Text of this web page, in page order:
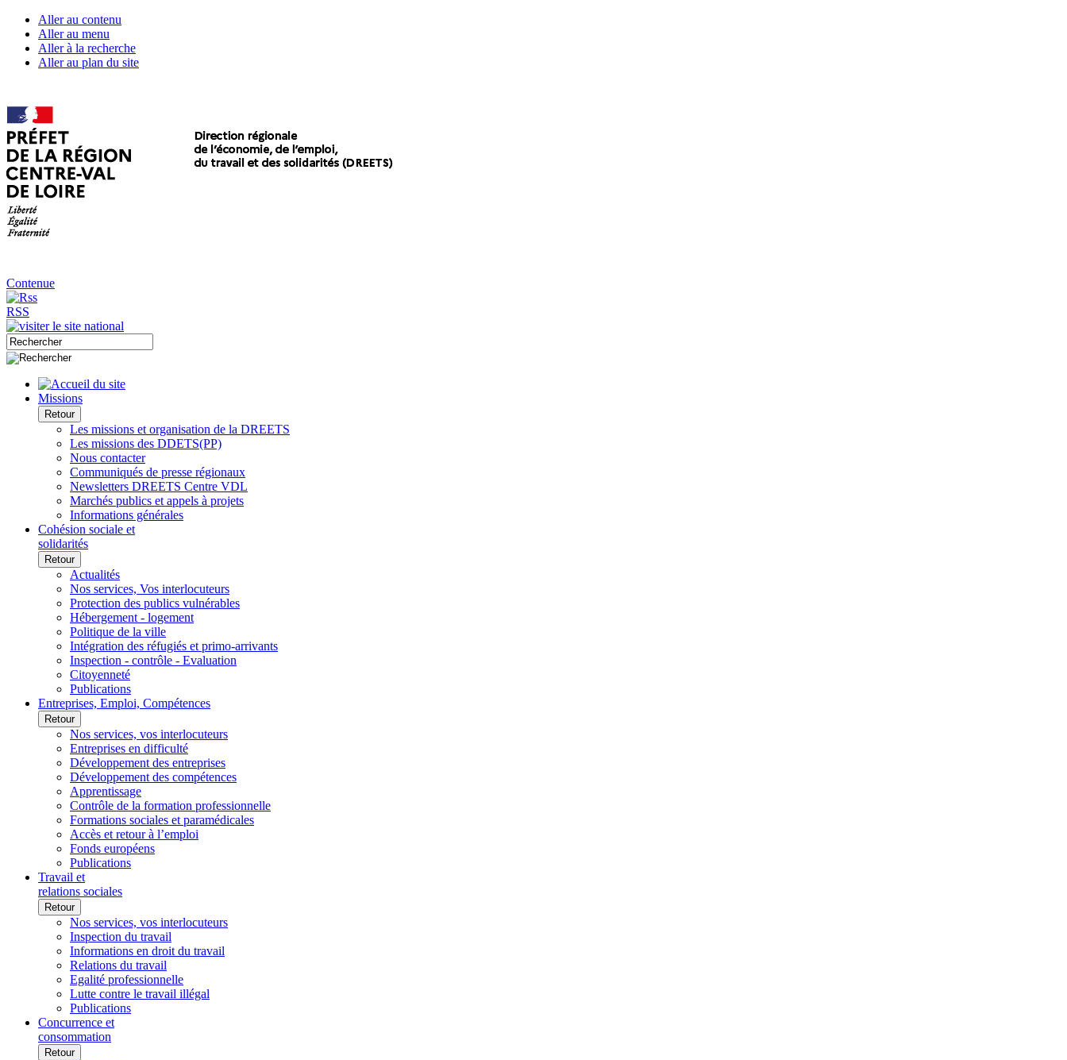
Aller au contenu
Aller au menu
Aller à la recherche
Aller au plan du site
Contenue
RSS
Missions
Retour
Les missions et organisation de la DREETS
Les missions des DDETS(PP)
Nous contacter
Communiqués de presse régionaux
Newsletters DREETS Centre VDL
Marchés publics et appels à projets
Informations générales
Cohésion sociale et
solidarités
Retour
Actualités
Nos services, Vos interlocuteurs
Protection des publics vulnérables
Hébergement - logement
Politique de la ville
Intégration des réfugiés et primo-arrivants
Inspection - contrôle - Evaluation
Citoyenneté
Publications
Entreprises, Emploi, Compétences
Retour
Nos services, vos interlocuteurs
Entreprises en difficulté
Développement des entreprises
Développement des compétences
Apprentissage
Contrôle de la formation professionnelle
Formations sociales et paramédicales
Accès et retour à l’emploi
Fonds européens
Publications
Travail et
relations sociales
Retour
Nos services, vos interlocuteurs
Inspection du travail
Informations en droit du travail
Relations du travail
Egalité professionnelle
Lutte contre le travail illégal
Publications
Concurrence et
consommation
Retour